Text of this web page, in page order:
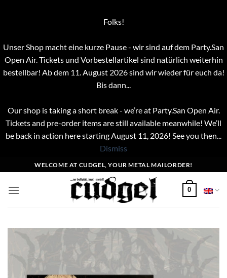
Folks!
Unser Shop macht eine kurze Pause - wir sind auf dem Party.San
Open Air. Tickets und Vorbestellartikel sind natürlich weiterhin
bestellbar! Ab dem 11. August 2026 sind wir wieder für euch da!
Bis dann...
Our shop is taking a short break - we’re at Party.San Open Air.
Tickets and pre-order items are still available meanwhile! We’ll
be back in action here starting August 11, 2026! See you then...
Dismiss
to
content
WELCOME AT CUDGEL, YOUR METAL MAILORDER!
0